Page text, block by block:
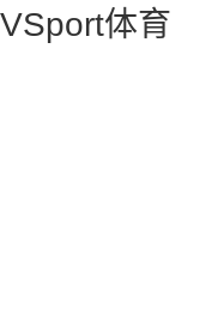
VSport体育